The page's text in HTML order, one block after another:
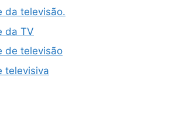
da televisão.
da TV
de televisão
televisiva